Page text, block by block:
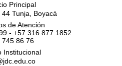
Principal
44 Tunja, Boyacá
de Atención
- +57 316 877 1852
745 86 76
Institucional